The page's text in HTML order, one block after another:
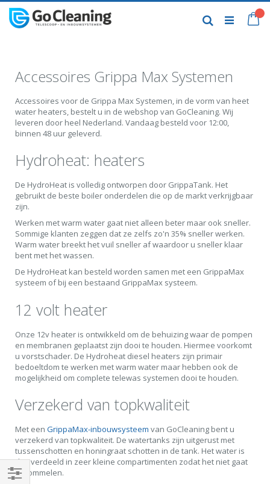
Skip
to
Content
Search
Accessoires Grippa Max Systemen
Accessoires voor de Grippa Max Systemen, in de vorm van heet
water heaters, bestelt u in de webshop van GoCleaning. Wij
leveren door heel Nederland. Vandaag besteld voor 12:00,
binnen 48 uur geleverd.
Hydroheat: heaters
De HydroHeat is volledig ontworpen door GrippaTank. Het
gebruikt de beste boiler onderdelen die op de markt verkrijgbaar
zijn.
Werken met warm water gaat niet alleen beter maar ook sneller.
Sommige klanten zeggen dat ze zelfs zo'n 35% sneller werken.
Warm water breekt het vuil sneller af waardoor u sneller klaar
bent met het wassen.
De HydroHeat kan besteld worden samen met een GrippaMax
systeem of bij een bestaand GrippaMax systeem.
12 volt heater
Onze 12v heater is ontwikkeld om de behuizing waar de pompen
en membranen geplaatst zijn dooi te houden. Hiermee voorkomt
u vorstschader. De Hydroheat diesel heaters zijn primair
bedoeltdom te werken met warm water maar hebben ook de
mogelijkheid om complete telewas systemen dooi te houden.
Verzekerd van topkwaliteit
Met een GrippaMax-inbouwsysteem van GoCleaning bent u
verzekerd van topkwaliteit. De watertanks zijn uitgerust met
tussenschotten en honingraat schotten in de tank. Het water is
dus verdeeld in zeer kleine compartimenten zodat het niet gaat
schommelen.